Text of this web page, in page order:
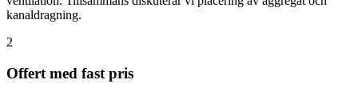
kanaldragning.
2
Offert med fast pris